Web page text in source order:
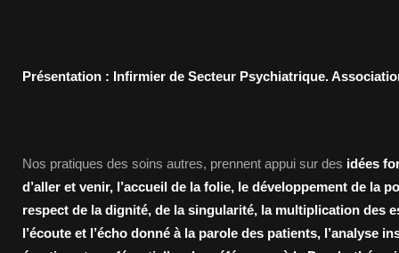
Présentation : Infirmier de Secteur Psychiatrique.
Nos pratiques des soins autres, prennent appui sur des idées
d’aller et venir, l’accueil de la folie, le développement de la
respect de la dignité, de la singularité, la multiplication des
l’écoute et l’écho donné à la parole des patients, l’analyse